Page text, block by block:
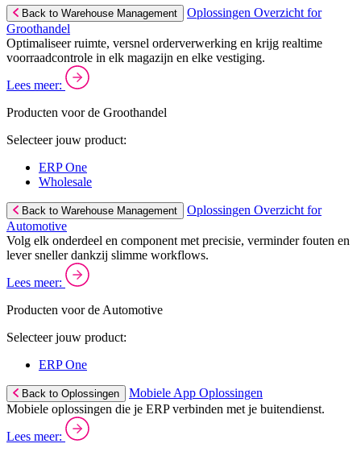
Back to Warehouse Management
Oplossingen Overzicht for
Groothandel
Optimaliseer ruimte, versnel orderverwerking en krijg realtime
voorraadcontrole in elk magazijn en elke vestiging.
Lees meer:
Producten voor de Groothandel
Selecteer jouw product:
ERP One
Wholesale
Back to Warehouse Management
Oplossingen Overzicht for
Automotive
Volg elk onderdeel en component met precisie, verminder fouten en
lever sneller dankzij slimme workflows.
Lees meer:
Producten voor de Automotive
Selecteer jouw product:
ERP One
Back to Oplossingen
Mobiele App Oplossingen
Mobiele oplossingen die je ERP verbinden met je buitendienst.
Lees meer: